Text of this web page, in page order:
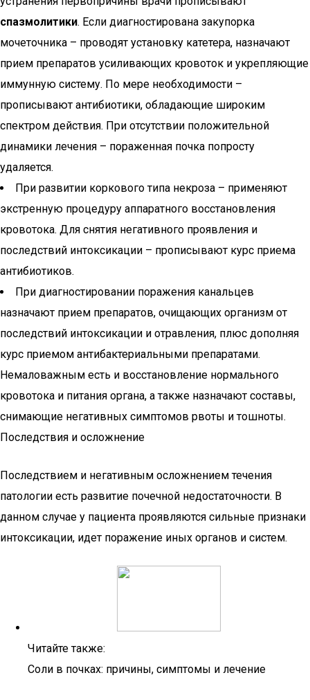
спазмолитики. Если диагностирована закупорка
мочеточника – проводят установку катетера, назначают
прием препаратов усиливающих кровоток и укрепляющие
иммунную систему. По мере необходимости –
прописывают антибиотики, обладающие широким
спектром действия. При отсутствии положительной
динамики лечения – пораженная почка попросту
удаляется.
При развитии коркового типа некроза – применяют
экстренную процедуру аппаратного восстановления
кровотока. Для снятия негативного проявления и
последствий интоксикации – прописывают курс приема
антибиотиков.
При диагностировании поражения канальцев
назначают прием препаратов, очищающих организм от
последствий интоксикации и отравления, плюс дополняя
курс приемом антибактериальными препаратами.
Немаловажным есть и восстановление нормального
кровотока и питания органа, а также назначают составы,
снимающие негативных симптомов рвоты и тошноты.
Последствия и осложнение
Последствием и негативным осложнением течения
патологии есть развитие почечной недостаточности. В
данном случае у пациента проявляются сильные признаки
интоксикации, идет поражение иных органов и систем.
Читайте также:
Соли в почках: причины, симптомы и лечение